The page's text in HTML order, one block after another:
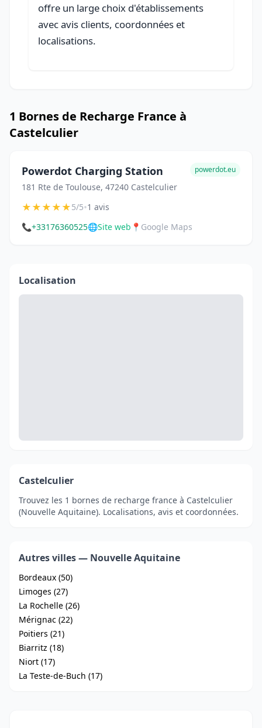
offre un large choix d'établissements
avec avis clients, coordonnées et
localisations.
1 Bornes de Recharge France à
Castelculier
Powerdot Charging Station
181 Rte de Toulouse, 47240 Castelculier
powerdot.eu
★★★★★5/5•1 avis
📞+33176360525🌐Site web 📍 Google Maps
Localisation
Castelculier
Trouvez les 1 bornes de recharge france à Castelculier
(Nouvelle Aquitaine). Localisations, avis et coordonnées.
Autres villes — Nouvelle Aquitaine
Bordeaux (50)
Limoges (27)
La Rochelle (26)
Mérignac (22)
Poitiers (21)
Biarritz (18)
Niort (17)
La Teste-de-Buch (17)